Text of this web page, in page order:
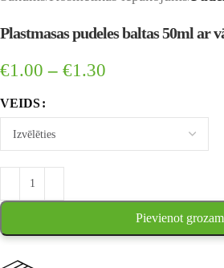
Plastmasas pudeles baltas 50ml ar
€1.00 – €1.30
VEIDS
Pievienot grozam